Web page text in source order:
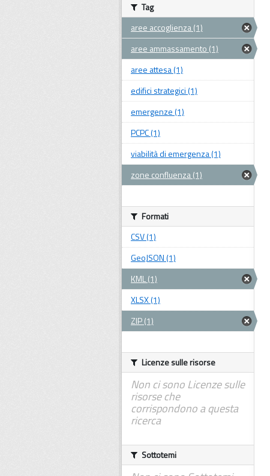
Tag
aree accoglienza (1)
aree ammassamento (1)
aree attesa (1)
edifici strategici (1)
emergenze (1)
PCPC (1)
viabilità di emergenza (1)
zone confluenza (1)
Formati
CSV (1)
GeoJSON (1)
KML (1)
XLSX (1)
ZIP (1)
Licenze sulle risorse
Non ci sono Licenze sulle
risorse che
corrispondono a questa
ricerca
Sottotemi